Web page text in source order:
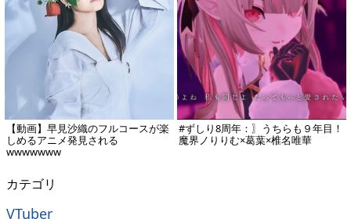
【動画】早見沙織のフルコースが楽
しめるアニメ発見される
wwwwwww
#ずしり8周年：〗うちらも９年目！
魔界ノりりむ×葛葉×椎名唯華
カテゴリ
VTuber